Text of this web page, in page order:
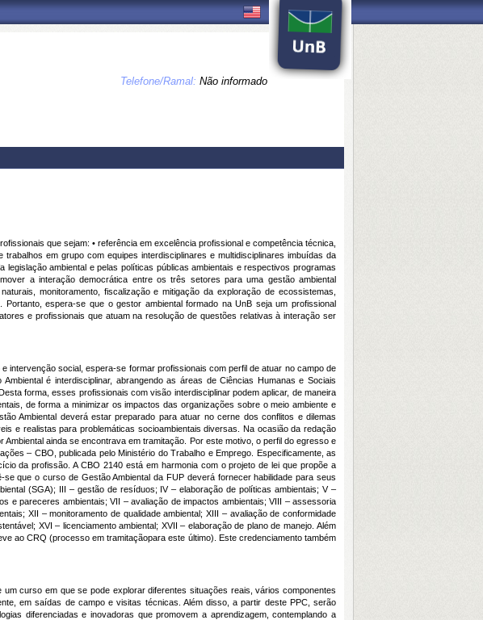
Telefone/Ramal: Não informado
que sejam: • referência em excelência profissional e competência técnica,
em grupo com equipes interdisciplinares e multidisciplinares imbuídas da
ambiental e pelas políticas públicas ambientais e respectivos programas
a interação democrática entre os três setores para uma gestão ambiental
monitoramento, fiscalização e mitigação da exploração de ecossistemas,
espera-se que o gestor ambiental formado na UnB seja um profissional
e profissionais que atuam na resolução de questões relativas à interação ser
intervenção social, espera-se formar profissionais com perfil de atuar no campo de
é interdisciplinar, abrangendo as áreas de Ciências Humanas e Sociais
forma, esses profissionais com visão interdisciplinar podem aplicar, de maneira
de forma a minimizar os impactos das organizações sobre o meio ambiente e
Ambiental deverá estar preparado para atuar no cerne dos conflitos e dilemas
e realistas para problemáticas socioambientais diversas. Na ocasião da redação
ainda se encontrava em tramitação. Por este motivo, o perfil do egresso e
– CBO, publicada pelo Ministério do Trabalho e Emprego. Especificamente, as
da profissão. A CBO 2140 está em harmonia com o projeto de lei que propõe a
que o curso de Gestão Ambiental da FUP deverá fornecer habilidade para seus
(SGA); III – gestão de resíduos; IV – elaboração de políticas ambientais; V –
e pareceres ambientais; VII – avaliação de impactos ambientais; VIII – assessoria
XII – monitoramento de qualidade ambiental; XIII – avaliação de conformidade
XVI – licenciamento ambiental; XVII – elaboração de plano de manejo. Além
ao CRQ (processo em tramitaçãopara este último). Este credenciamento também
curso em que se pode explorar diferentes situações reais, vários componentes
em saídas de campo e visitas técnicas. Além disso, a partir deste PPC, serão
diferenciadas e inovadoras que promovem a aprendizagem, contemplando a